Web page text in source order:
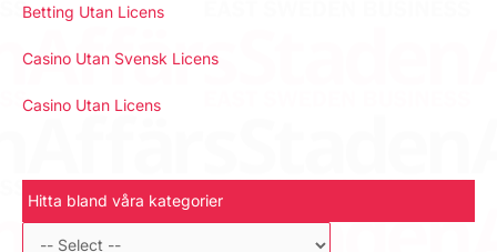
Betting Utan Licens
Casino Utan Svensk Licens
Casino Utan Licens
Hitta bland våra kategorier